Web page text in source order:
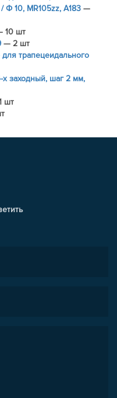
10, MR105zz, A183 —
10 шт
— 2 шт
трапецеидального
заходный, шаг 2 мм,
шт